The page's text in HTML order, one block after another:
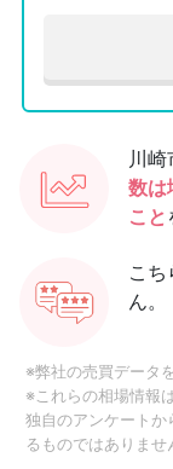
川
数は
こと
こ
ん。
※弊社の売買データ
※これらの相場情報
独自のアンケートか
るものではありませ